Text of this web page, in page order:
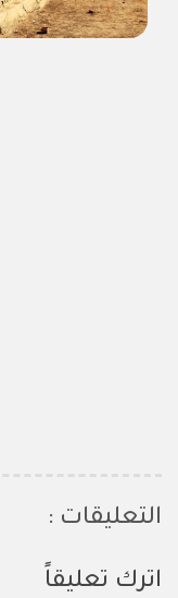
التعليقات :
اترك تعليقاً